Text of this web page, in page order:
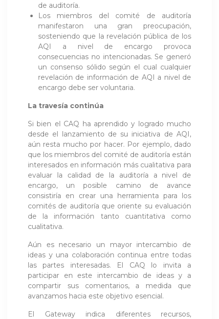
de auditoría.
Los miembros del comité de auditoría
manifestaron una gran preocupación,
sosteniendo que la revelación pública de los
AQI a nivel de encargo provoca
consecuencias no intencionadas. Se generó
un consenso sólido según el cual cualquier
revelación de información de AQI a nivel de
encargo debe ser voluntaria.
La travesía continúa
Si bien el CAQ ha aprendido y logrado mucho
desde el lanzamiento de su iniciativa de AQI,
aún resta mucho por hacer. Por ejemplo, dado
que los miembros del comité de auditoría están
interesados en información más cualitativa para
evaluar la calidad de la auditoría a nivel de
encargo, un posible camino de avance
consistiría en crear una herramienta para los
comités de auditoría que oriente su evaluación
de la información tanto cuantitativa como
cualitativa.
Aún es necesario un mayor intercambio de
ideas y una colaboración continua entre todas
las partes interesadas. El CAQ lo invita a
participar en este intercambio de ideas y a
compartir sus comentarios, a medida que
avanzamos hacia este objetivo esencial.
El Gateway indica diferentes recursos,